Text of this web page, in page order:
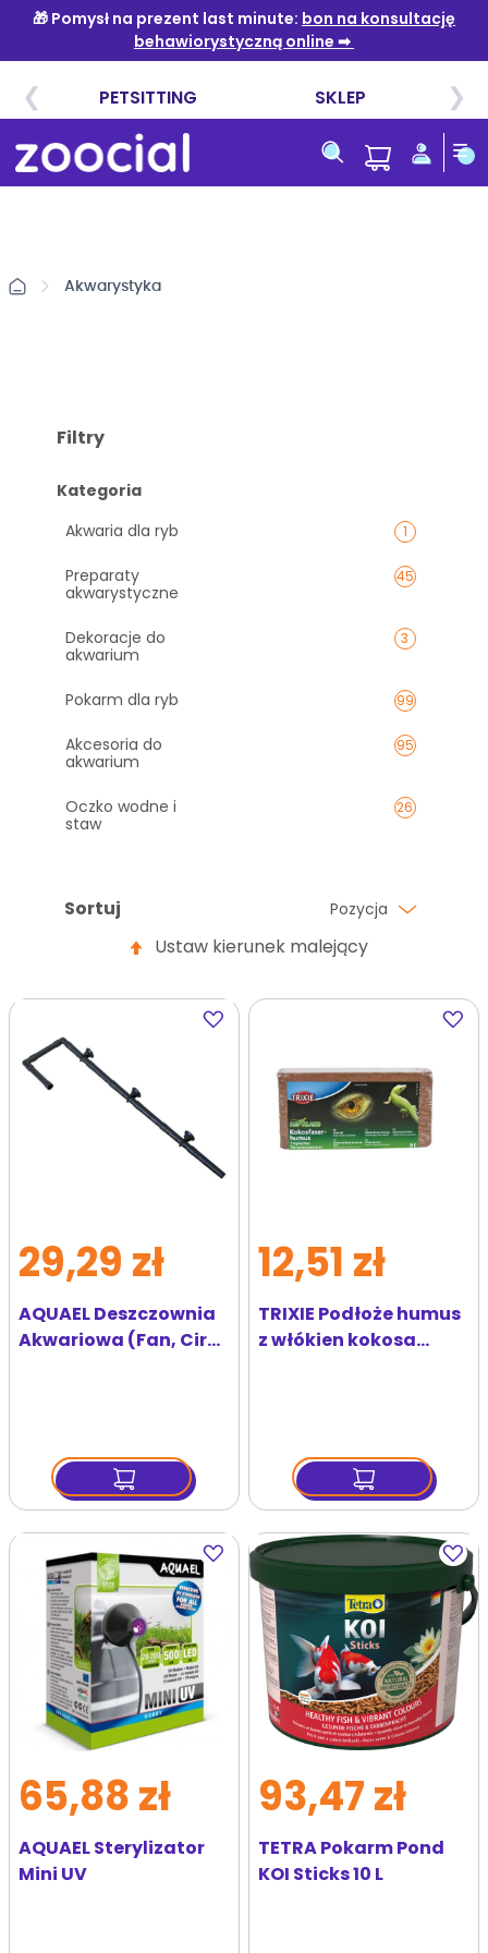
do
treści
Akwarystyka
Sortuj Pozycja
Ustaw kierunek malejący
Dodaj
do
AQUAEL Deszczownia
Akwariowa (Fan, Cir
29,29 zł
Dodaj
do
TRIXIE Podłoże humus
z włókien kokosa
12,51 zł
Dodaj
do
ulubionych
AQUAEL Sterylizator
Mini UV
65,88 zł
Dodaj
do
TETRA Pokarm Pond
KOI Sticks 10 L
93,47 zł
Filtry
Kategoria
Akwaria dla ryb
1
Preparaty
akwarystyczne
45
Dekoracje do
akwarium
3
Pokarm dla ryb 99
Akcesoria do
akwarium
95
Oczko wodne i
staw
26